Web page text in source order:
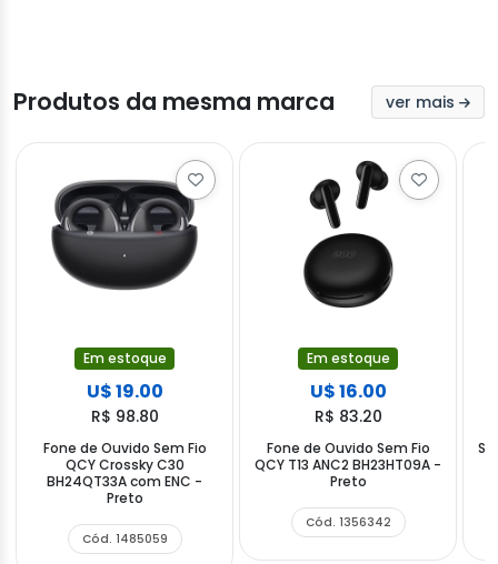
Produtos da mesma marca ver mais
Em estoque
U$ 19.00
R$ 98.80
Fone de Ouvido Sem Fio
QCY Crossky C30
BH24QT33A com ENC -
Preto
Cód. 1485059
Em estoque
U$ 16.00
R$ 83.20
Fone de Ouvido Sem Fio
QCY T13 ANC2 BH23HT09A -
Preto
Cód. 1356342